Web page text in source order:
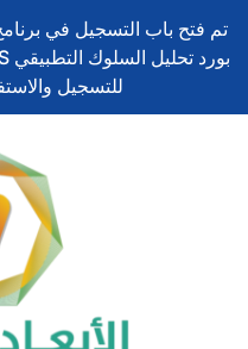
إلى
المحتوى
تم فتح باب التسجيل في
للتسجيل والاستفسار:
ح
ي
س
ي
ن
ك